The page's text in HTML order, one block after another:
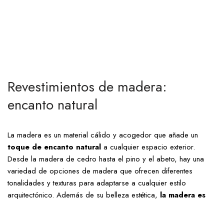
Revestimientos de madera:
encanto natural
La madera es un material cálido y acogedor que añade un
toque de encanto natural a cualquier espacio exterior.
Desde la madera de cedro hasta el pino y el abeto, hay una
variedad de opciones de madera que ofrecen diferentes
tonalidades y texturas para adaptarse a cualquier estilo
arquitectónico. Además de su belleza estética, la madera es